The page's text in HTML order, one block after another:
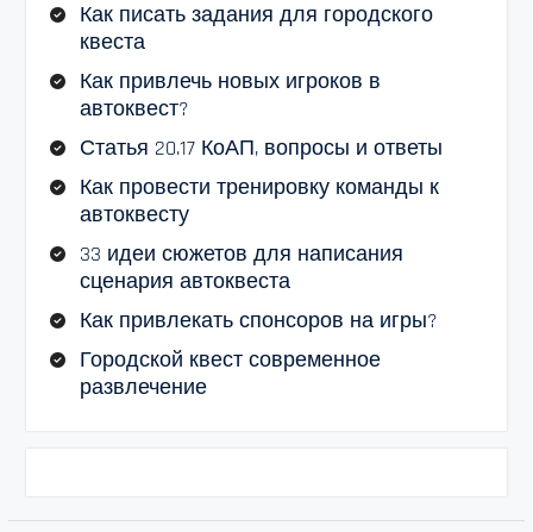
Как писать задания для городского
квеста
Как привлечь новых игроков в
автоквест?
Статья 20.17 КоАП, вопросы и ответы
Как провести тренировку команды к
автоквесту
33 идеи сюжетов для написания
сценария автоквеста
Как привлекать спонсоров на игры?
Городской квест современное
развлечение